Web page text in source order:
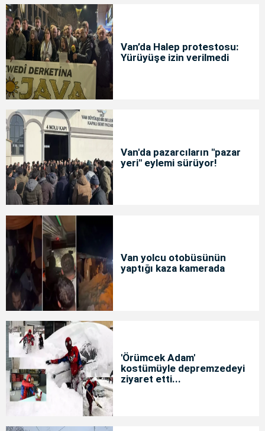
Van’da Halep protestosu:
Yürüyüşe izin verilmedi
Van'da pazarcıların "pazar
yeri" eylemi sürüyor!
Van yolcu otobüsünün
yaptığı kaza kamerada
'Örümcek Adam'
kostümüyle depremzedeyi
ziyaret etti...